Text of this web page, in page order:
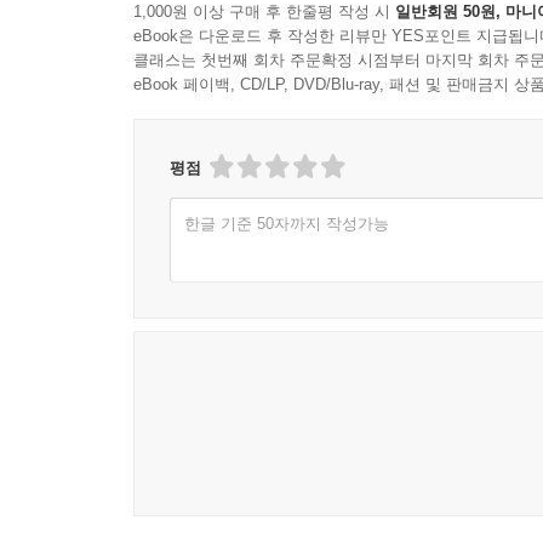
1,000원 이상 구매 후 한줄평 작성 시 일반회원 50원, 마니
eBook은 다운로드 후 작성한 리뷰만 YES포인트 지급됩니
클래스는 첫번째 회차 주문확정 시점부터 마지막 회차 주
eBook 페이백, CD/LP, DVD/Blu-ray, 패션 및 판매금지 상
평점
한글 기준 50자까지 작성가능